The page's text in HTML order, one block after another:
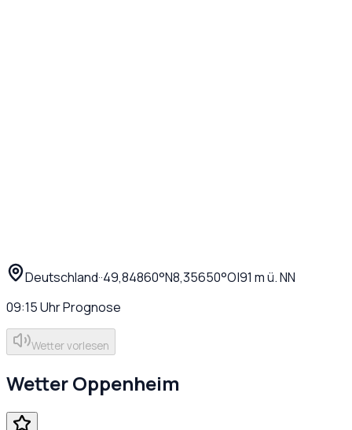
Deutschland··49,84860°N8,35650°O|91 m ü. NN
09:15UhrPrognose
Wetter vorlesen
WetterOppenheim